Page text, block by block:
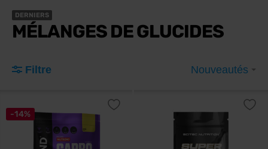
DERNIERS
MÉLANGES DE GLUCIDES
Filtre Nouveautés
-14%